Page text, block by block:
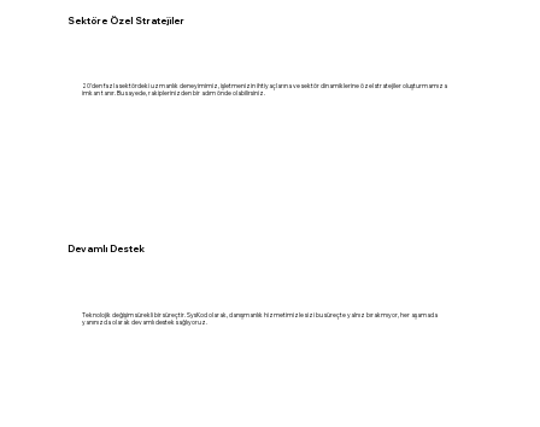
20'den fazla sektördeki uzmanlık deneyimimiz, işletmenizin ihtiyaçlarına ve sektör dinamiklerine özel stratejiler oluşturmamıza
imkan tanır. Bu sayede, rakiplerinizden bir adım önde olabilirsiniz.
Sektöre Özel Stratejiler
Teknolojik değişim sürekli bir süreçtir. SysKod olarak, danışmanlık hizmetimizle sizi bu süreçte yalnız bırakmıyor, her aşamada
yanınızda olarak devamlı destek sağlıyoruz.
Devamlı Destek